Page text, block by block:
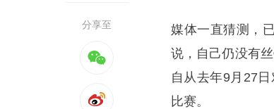
分享至 媒体一直猜测，
说，自己仍没有
自从去年9月27
比赛。